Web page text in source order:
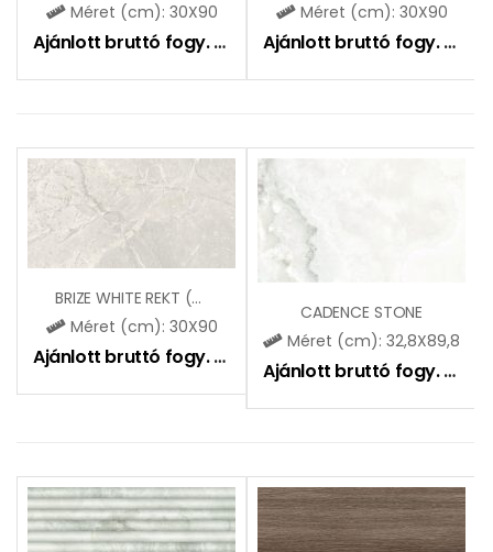
Méret (cm): 30X90
Ajánlott bruttó fogy. ár: 11590Ft
Méret (cm): 30X90
Ajánlott bruttó fogy. ár:
BRIZE WHITE REKT (CCR95)
Méret (cm): 30X90
Ajánlott bruttó fogy. ár: 11590
CADENCE STONE
Méret (cm): 32,8X89,8
Ajánlott bruttó fogy. ár: